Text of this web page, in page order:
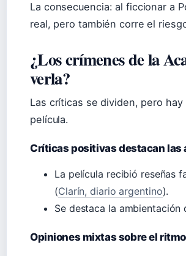
La consecuencia: al ficcionar a
real, pero también corre el
¿Los crímenes de la
verla?
Las críticas se dividen, pero
película.
Críticas positivas destacan las
La película recibió reseñas
(Clarín, diario argentino).
Se destaca la
Opiniones mixtas sobre el ritmo